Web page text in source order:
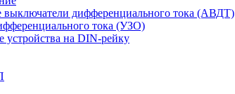
выключатели дифференциального тока (АВДТ)
тока (УЗО)
устройства на DIN-рейку